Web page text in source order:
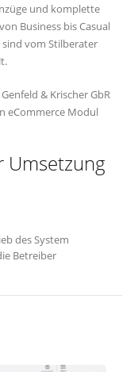
und komplette
Business bis Casual
sind vom Stilberater
& Krischer GbR
eCommerce Modul
Umsetzung
des System
Betreiber